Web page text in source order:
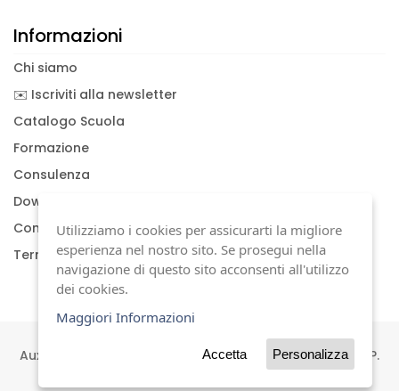
Informazioni
Chi siamo
✉️ Iscriviti alla newsletter
Catalogo Scuola
Formazione
Consulenza
Download documenti
Condizioni generali
Termini di garanzia
Auxilia s.a.s | Viale Carlo Sigonio, 227 | 41124 Modena | P.
Utilizziamo i cookies per assicurarti la migliore
esperienza nel nostro sito. Se prosegui nella
navigazione di questo sito acconsenti all'utilizzo
dei cookies.
Maggiori Informazioni
Accetta Personalizza